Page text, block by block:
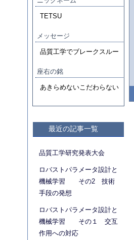
TETSU
メッセージ
品質工学でブレークスルー
座右の銘
あきらめないこだわらない
最近の記事一覧
品質工学研究発表大会
ロバストパラメータ設計と
機械学習 その2 技術
手段の発想
ロバストパラメータ設計と
機械学習 その１ 交互
作用への対応